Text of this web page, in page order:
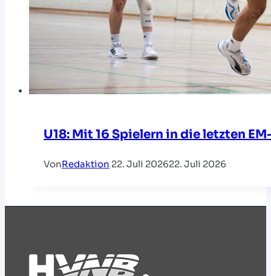
U18: Mit 16 Spielern in die letzten
VonRedaktion 22. Juli 202622. Juli 2026